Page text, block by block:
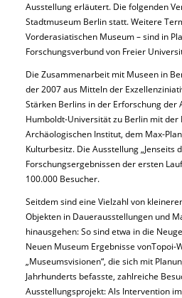
Ausstellung erläutert. Die folgenden
Stadtmuseum Berlin statt. Weitere
Vorderasiatischen Museum – sind in
Forschungsverbund von Freier
Die Zusammenarbeit mit Museen in
der 2007 aus Mitteln der
Stärken Berlins in der Erforschung
Humboldt-Universität zu Berlin mit
Archäologischen Institut, dem Max-
Kulturbesitz. Die Ausstellung
Forschungsergebnissen der ersten
100.000 Besucher.
Seitdem sind eine Vielzahl von
Objekten in Dauerausstellungen und
hinausgehen: So sind etwa in die
Neuen Museum Ergebnisse
„Museumsvisionen“, die sich mit
Jahrhunderts befasste, zahlreiche
Ausstellungsprojekt: Als Intervention